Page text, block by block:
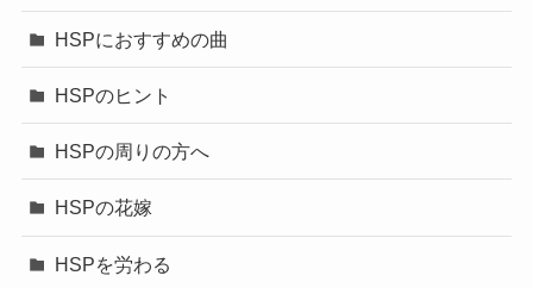
HSPにおすすめの曲
HSPのヒント
HSPの周りの方へ
HSPの花嫁
HSPを労わる